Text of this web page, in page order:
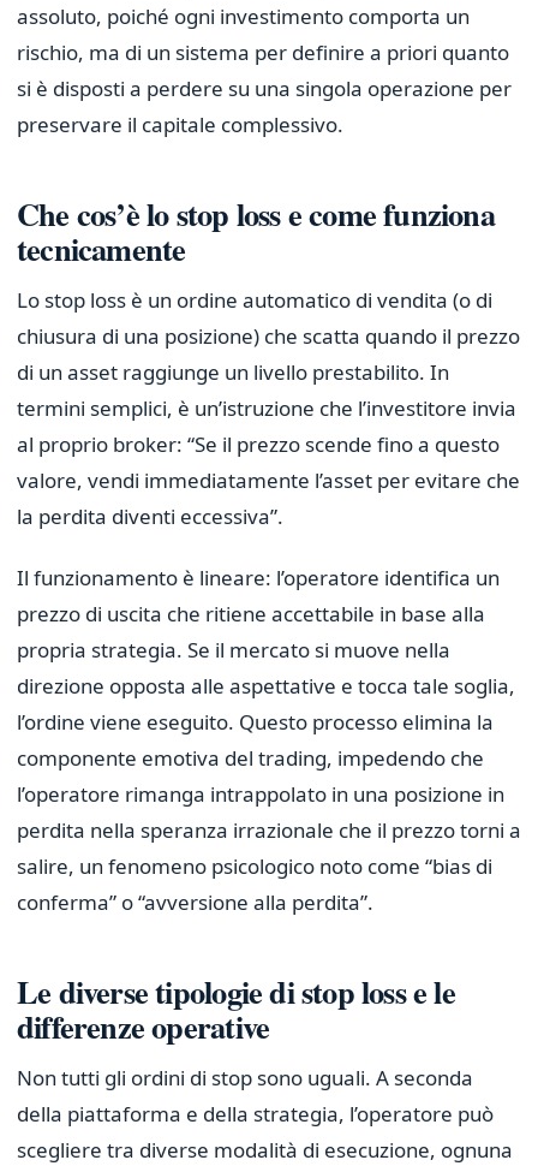
assoluto, poiché ogni investimento comporta un
rischio, ma di un sistema per definire a priori quanto
si è disposti a perdere su una singola operazione per
preservare il capitale complessivo.
Che cos’è lo stop loss e come funziona
tecnicamente
Lo stop loss è un ordine automatico di vendita (o di
chiusura di una posizione) che scatta quando il prezzo
di un asset raggiunge un livello prestabilito. In
termini semplici, è un’istruzione che l’investitore invia
al proprio broker: “Se il prezzo scende fino a questo
valore, vendi immediatamente l’asset per evitare che
la perdita diventi eccessiva”.
Il funzionamento è lineare: l’operatore identifica un
prezzo di uscita che ritiene accettabile in base alla
propria strategia. Se il mercato si muove nella
direzione opposta alle aspettative e tocca tale soglia,
l’ordine viene eseguito. Questo processo elimina la
componente emotiva del trading, impedendo che
l’operatore rimanga intrappolato in una posizione in
perdita nella speranza irrazionale che il prezzo torni a
salire, un fenomeno psicologico noto come “bias di
conferma” o “avversione alla perdita”.
Le diverse tipologie di stop loss e le
differenze operative
Non tutti gli ordini di stop sono uguali. A seconda
della piattaforma e della strategia, l’operatore può
scegliere tra diverse modalità di esecuzione, ognuna